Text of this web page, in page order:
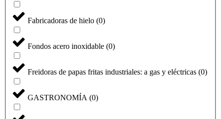
Fabricadoras de hielo (0)
Fondos acero inoxidable (0)
Freidoras de papas fritas industriales: a gas y eléctricas (0)
GASTRONOMÍA (0)